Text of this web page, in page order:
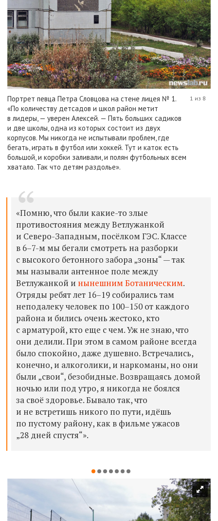
Портрет певца Петра Словцова на стене лицея № 1.
«По количеству детсадов и школ район метит
в лидеры, — уверен Алексей. — Пять больших садиков
и две школы, одна из которых состоит из двух
корпусов. Мы никогда не испытывали проблем, где
бегать, играть в футбол или хоккей. Тут и каток есть
большой, и коробки заливали, и полян футбольных всем
хватало. Так что детям раздолье».
1 из 8
«Помню, что были какие-то злые
противостояния между Ветлужанкой
и Северо-Западным, посёлком ГЭС. Классе
в 6–7-м мы бегали смотреть на разборки
с высокого бетонного забора „зоны“ — так
мы называли антенное поле между
Ветлужанкой и нынешним Ботаническим.
Отряды ребят лет 16–19 собирались там
неподалеку человек по 100–150 от каждого
района и бились очень жестоко, кто
с арматурой, кто еще с чем. Уж не знаю, что
они делили. При этом в самом районе всегда
было спокойно, даже душевно. Встречались,
конечно, и алкоголики, и наркоманы, но они
были „свои“, безобидные. Возвращаясь домой
ночью или под утро, я никогда не боялся
за своё здоровье. Бывало так, что
и не встретишь никого по пути, идёшь
по пустому району, как в фильме ужасов
„28 дней спустя“».